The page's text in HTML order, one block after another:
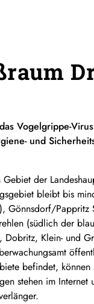
Vogelgrippe-
und
der
bleibt bis
Gönnsdorf/
(südlich der
Klein- und
befindet, können
stehen im Internet